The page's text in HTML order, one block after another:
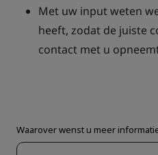
Met uw input weten
heeft, zodat de juiste
contact met u